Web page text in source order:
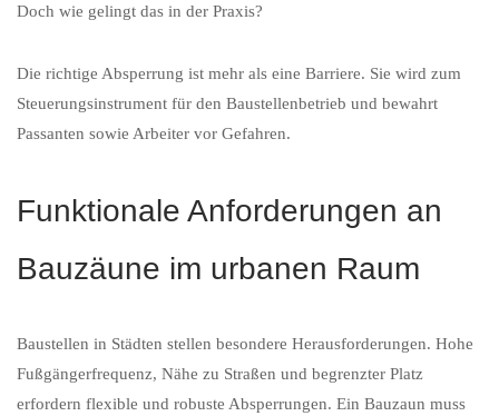
Doch wie gelingt das in der Praxis?
Die richtige Absperrung ist mehr als eine Barriere. Sie wird zum
Steuerungsinstrument für den Baustellenbetrieb und bewahrt
Passanten sowie Arbeiter vor Gefahren.
Funktionale Anforderungen an
Bauzäune im urbanen Raum
Baustellen in Städten stellen besondere Herausforderungen. Hohe
Fußgängerfrequenz, Nähe zu Straßen und begrenzter Platz
erfordern flexible und robuste Absperrungen. Ein Bauzaun muss